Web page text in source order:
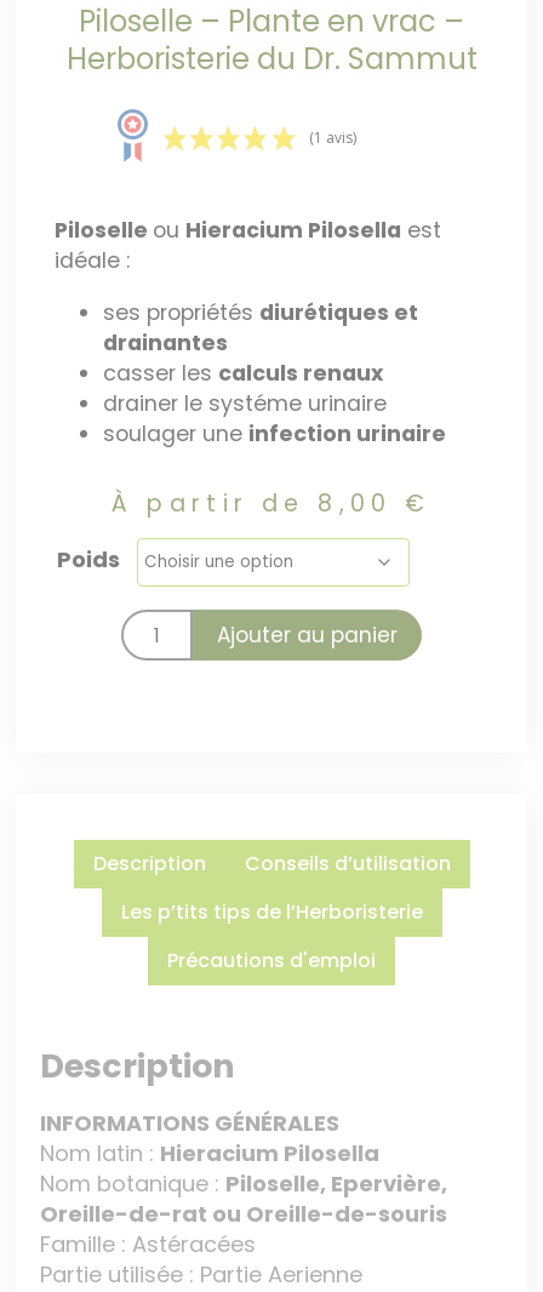
Piloselle – Plante en vrac –
Herboristerie du Dr. Sammut
(1 avis)
Piloselle ou Hieracium Pilosella est
idéale :
ses propriétés diurétiques et
drainantes
casser les calculs renaux
drainer le systéme urinaire
soulager une infection urinaire
À partir de 8,00 €
Poids
Ajouter au panier
Description
Conseils d’utilisation
Les p’tits tips de l’Herboristerie
Précautions d'emploi
Description
INFORMATIONS GÉNÉRALES
Nom latin : Hieracium Pilosella
Nom botanique : Piloselle, Epervière,
Oreille-de-rat ou Oreille-de-souris
Famille : Astéracées
Partie utilisée : Partie Aerienne